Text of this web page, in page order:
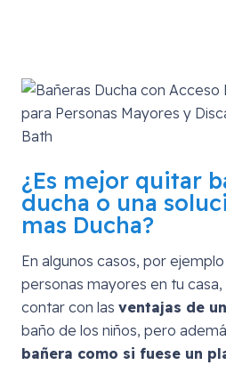
¿Es mejor quitar
ducha o una
mas Ducha?
En algunos casos, por
personas mayores en tu
contar con las ventajas de
baño de los niños, pero
bañera como si fuese un